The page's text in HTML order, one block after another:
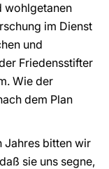
wohlgetanen
im Dienst
und
Friedensstifter
Wie der
dem Plan
Jahres bitten wir
sie uns segne,